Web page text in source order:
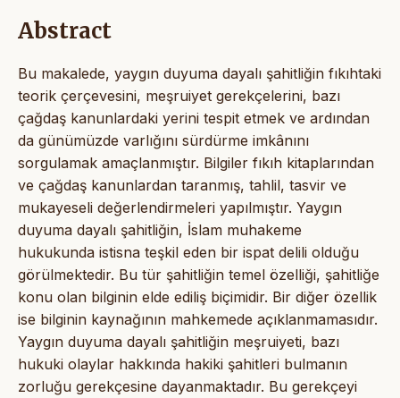
Abstract
Bu makalede, yaygın duyuma dayalı şahitliğin fıkıhtaki
teorik çerçevesini, meşruiyet gerekçelerini, bazı
çağdaş kanunlardaki yerini tespit etmek ve ardından
da günümüzde varlığını sürdürme imkânını
sorgulamak amaçlanmıştır. Bilgiler fıkıh kitaplarından
ve çağdaş kanunlardan taranmış, tahlil, tasvir ve
mukayeseli değerlendirmeleri yapılmıştır. Yaygın
duyuma dayalı şahitliğin, İslam muhakeme
hukukunda istisna teşkil eden bir ispat delili olduğu
görülmektedir. Bu tür şahitliğin temel özelliği, şahitliğe
konu olan bilginin elde ediliş biçimidir. Bir diğer özellik
ise bilginin kaynağının mahkemede açıklanmamasıdır.
Yaygın duyuma dayalı şahitliğin meşruiyeti, bazı
hukuki olaylar hakkında hakiki şahitleri bulmanın
zorluğu gerekçesine dayanmaktadır. Bu gerekçeyi